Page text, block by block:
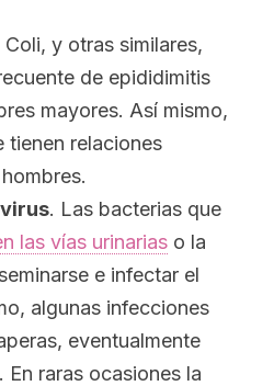
Coli, y otras similares,
de epididimitis
mayores. Así mismo,
tienen relaciones
. Las bacterias que
las vías urinarias o la
e infectar el
algunas infecciones
eventualmente
En raras ocasiones la